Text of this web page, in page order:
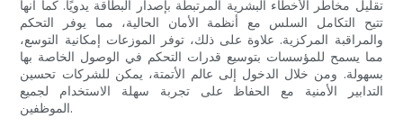
تقليل مخاطر الأخطاء البشرية المرتبطة بإصدار البطاقة يدويًا. كما أنها
تتيح التكامل السلس مع أنظمة الأمان الحالية، مما يوفر التحكم
والمراقبة المركزية. علاوة على ذلك، توفر الموزعات إمكانية التوسع،
مما يسمح للمؤسسات بتوسيع قدرات التحكم في الوصول الخاصة بها
بسهولة. ومن خلال الدخول إلى عالم الأتمتة، يمكن للشركات تحسين
التدابير الأمنية مع الحفاظ على تجربة سهلة الاستخدام لجميع
الموظفين.